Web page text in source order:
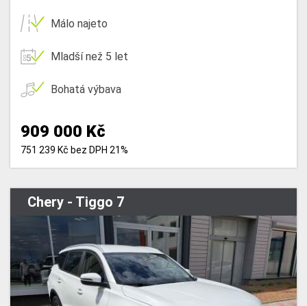
Málo najeto
Mladší než 5 let
Bohatá výbava
909 000 Kč
751 239 Kč bez DPH 21%
Chery - Tiggo 7